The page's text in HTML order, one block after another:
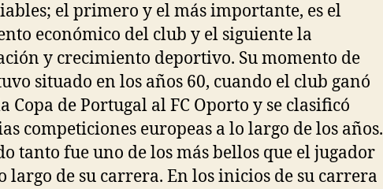
el primero y el más importante, es el
económico del club y el siguiente la
y crecimiento deportivo. Su momento de
situado en los años 60, cuando el club ganó
Copa de Portugal al FC Oporto y se clasificó
competiciones europeas a lo largo de los años.
tanto fue uno de los más bellos que el jugador
largo de su carrera. En los inicios de su carrera